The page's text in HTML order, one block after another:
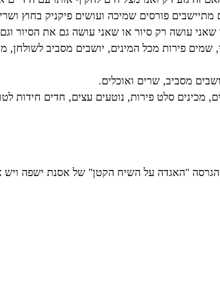
פורסים שמיכה ועושים פיקניק בחוץ
שאני עושה רק סיור או שאני עושה גם את הסיור
שמים פירות מכל המינים, יושבים מסביב לשולחן,
מסביב, שרים ואוכלים.
סלט פירות, נוטעים עצים, חדים חידות
"האגדה על השיח הקטן" של אסנת ישפה